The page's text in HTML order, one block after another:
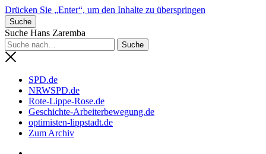
Drücken Sie „Enter“, um den Inhalte zu überspringen
Suche
Suche Hans Zaremba
SPD.de
NRWSPD.de
Rote-Lippe-Rose.de
Geschichte-Arbeiterbewegung.de
optimisten-lippstadt.de
Zum Archiv